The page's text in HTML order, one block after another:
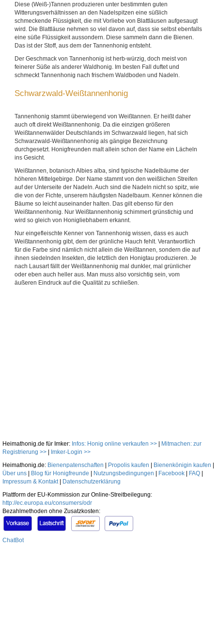
Diese (Weiß-)Tannen produzieren unter bestimmten guten
Witterungsverhältnissen an den Nadelspitzen eine süßlich
schmeckende Flüssigkeit, die mit Vorliebe von Blattläusen aufgesaugt
wird. Die Blattläuse nehmen so viel davon auf, dass sie selbst ebenfalls
eine süße Flüssigkeit aussondern. Diese sammeln dann die Bienen.
Das ist der Stoff, aus dem der Tannenhonig entsteht.
Der Geschmack von Tannenhonig ist herb-würzig, doch meist von
feinerer Süße als anderer Waldhonig. Im besten Fall duftet und
schmeckt Tannenhonig nach frischem Waldboden und Nadeln.
Schwarzwald-Weißtannenhonig
Tannenhonig stammt überwiegend von Weißtannen. Er heißt daher
auch oft direkt Weißtannenhonig. Da die einzigen größeren
Weißtannenwälder Deutschlands im Schwarzwald liegen, hat sich
Schwarzwald-Weißtannenhonig als gängige Bezeichnung
durchgesetzt. Honigfreunden malt allein schon der Name ein Lächeln
ins Gesicht.
Weißtannen, botanisch Albies alba, sind typische Nadelbäume der
höheren Mittelgebirge. Der Name stammt von den weißlichen Streifen
auf der Unterseite der Nadeln. Auch sind die Nadeln nicht so spitz, wie
die von der Fichte, unserem häufigsten Nadelbaum. Kenner können die
Bäume so leicht auseinander halten. Das gilt ebenso für den
Weißtannenhonig. Nur Weißtannenhonig schimmert grünstichig und
wird so gleich von Honigliebhabern erkannt.
Nur eingefleischte Kenner von Tannenhonig wissen, dass es auch
Weißtannenhonig gibt, dem der grünliche Hauch fehlt. Verantwortlich
für die Farbe sind nämlich nicht allein die Weißtannen, sondern die auf
ihnen siedelnden Insekten, die letztlich den Honigtau produzieren. Je
nach Lausart fällt der Weißtannenhonig mal dunkler, mal grünlicher
oder eben auch heller aus. Man muss also vorsichtig sein, vom
äußeren Eindruck auf die Qualität zu schließen.
Heimathonig.de für Imker: Infos: Honig online verkaufen >>
Mitmachen: zur
Registrierung >>
Imker-Login >>
Heimathonig.de: Bienenpatenschaften Propolis kaufen Bienenkönigin kaufen
Über uns
Blog für Honigfreunde Nutzungsbedingungen Facebook FAQ
Impressum & Kontakt|
Datenschutzerklärung
Plattform der EU-Kommission zur Online-Streitbeilegung:
http://ec.europa.eu/consumers/odr
Bezahlmethoden ohne Zusatzkosten:
ChatBot